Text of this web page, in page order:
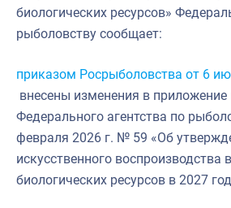
биологических ресурсов»
рыболовству сообщает:
приказом Росрыболовства от 6
внесены изменения в приложение
Федерального агентства по
февраля 2026 г. № 59 «Об
искусственного воспроизводства
биологических ресурсов в 2027